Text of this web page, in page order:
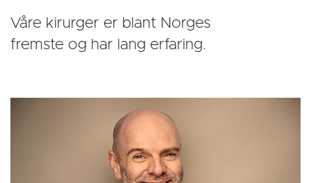
Våre kirurger er blant Norges
fremste og har lang erfaring.